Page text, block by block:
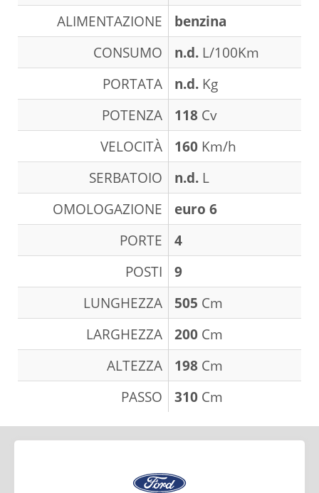
ALIMENTAZIONE
benzina
CONSUMO
n.d. L/100Km
PORTATA
n.d. Kg
POTENZA
118 Cv
VELOCITÀ
160 Km/h
SERBATOIO
n.d. L
OMOLOGAZIONE
euro 6
PORTE
4
POSTI
9
LUNGHEZZA
505 Cm
LARGHEZZA
200 Cm
ALTEZZA
198 Cm
PASSO
310 Cm